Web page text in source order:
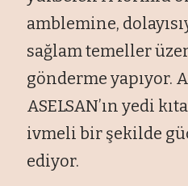
amblemine,
sağlam temeller
gönderme yapıyor.
ASELSAN’ın yedi
ivmeli bir şekilde
ediyor.